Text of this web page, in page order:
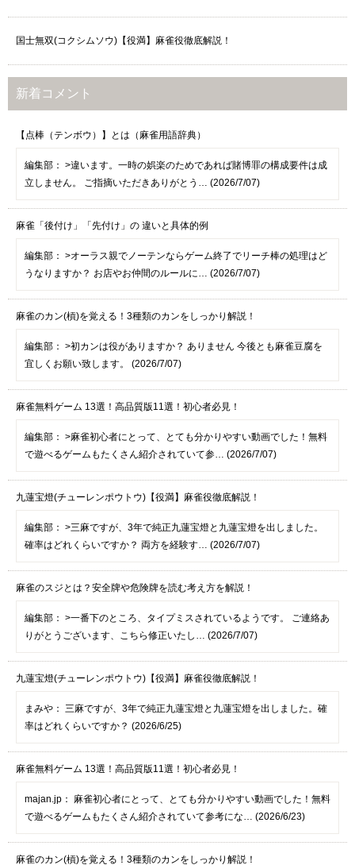
国士無双(コクシムソウ)【役満】麻雀役徹底解説！
新着コメント
【点棒（テンボウ）】とは（麻雀用語辞典）
編集部： >違います。一時の娯楽のためであれば賭博罪の構成要件は成
立しません。 ご指摘いただきありがとう… (2026/7/07)
麻雀「後付け」「先付け」の 違いと具体的例
編集部： >オーラス親でノーテンならゲーム終了でリーチ棒の処理はど
うなりますか？ お店やお仲間のルールに… (2026/7/07)
麻雀のカン(槓)を覚える！3種類のカンをしっかり解説！
編集部： >初カンは役がありますか？ ありません 今後とも麻雀豆腐を
宜しくお願い致します。 (2026/7/07)
麻雀無料ゲーム 13選！高品質版11選！初心者必見！
編集部： >麻雀初心者にとって、とても分かりやすい動画でした！無料
で遊べるゲームもたくさん紹介されていて参… (2026/7/07)
九蓮宝燈(チューレンポウトウ)【役満】麻雀役徹底解説！
編集部： >三麻ですが、3年で純正九蓮宝燈と九蓮宝燈を出しました。
確率はどれくらいですか？ 両方を経験す… (2026/7/07)
麻雀のスジとは？安全牌や危険牌を読む考え方を解説！
編集部： >一番下のところ、タイプミスされているようです。 ご連絡あ
りがとうございます、こちら修正いたし… (2026/7/07)
九蓮宝燈(チューレンポウトウ)【役満】麻雀役徹底解説！
まみや： 三麻ですが、3年で純正九蓮宝燈と九蓮宝燈を出しました。確
率はどれくらいですか？ (2026/6/25)
麻雀無料ゲーム 13選！高品質版11選！初心者必見！
majan.jp： 麻雀初心者にとって、とても分かりやすい動画でした！無料
で遊べるゲームもたくさん紹介されていて参考にな… (2026/6/23)
麻雀のカン(槓)を覚える！3種類のカンをしっかり解説！